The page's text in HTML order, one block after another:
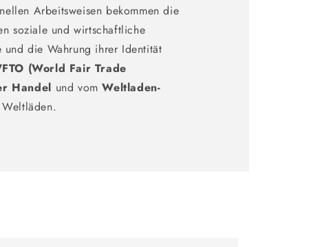
Arbeitsweisen bekommen die
soziale und wirtschaftliche
und die Wahrung ihrer Identität
(World Fair Trade
Handel und vomWeltladen-